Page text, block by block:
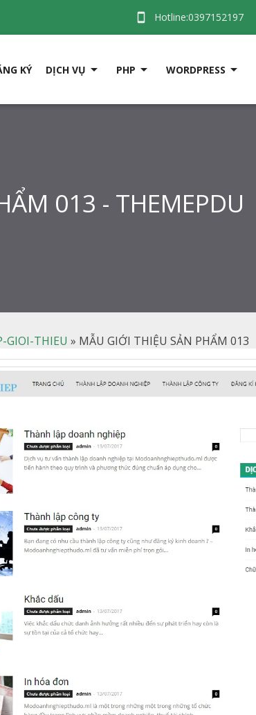
 Hotline:0397152197
KÝ DỊCH VỤ  PHP  WORDPRESS 
013 - THEMEPDU
GIOI-THIEU » MẪU GIỚI THIỆU SẢN PHẨM 013